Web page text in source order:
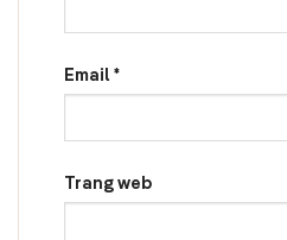
Email*
Trang web